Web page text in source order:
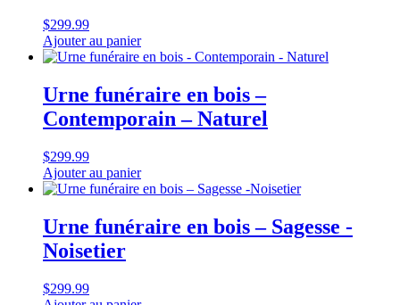
$299.99
Ajouter au panier
Urne funéraire en bois –
Contemporain – Naturel
$299.99
Ajouter au panier
Urne funéraire en bois – Sagesse -
Noisetier
$299.99